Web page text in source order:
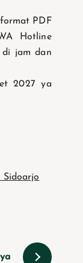
PDF
Hotline
di jam dan
2027 ya
Sidoarjo